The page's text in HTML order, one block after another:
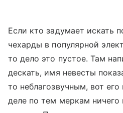
Если кто задумает искать
чехарды в популярной
то дело это пустое. Там
дескать, имя невесты
то неблагозвучным, вот
деле по тем меркам ничего